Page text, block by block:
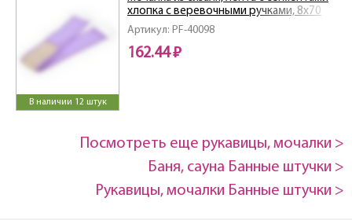
В наличии 12 штук
Артикул: PF-40098
хлопка с веревочными ручками, 8х70
см (8х80см с ручками), hard
162.44 ₽
Посмотреть еще рукавицы, мочалки >
Баня, сауна Банные штучки >
Рукавицы, мочалки Банные штучки >